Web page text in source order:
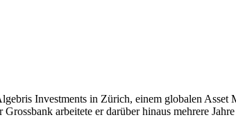
Investments in Zürich, einem globalen
arbeitete er darüber hinaus mehrere